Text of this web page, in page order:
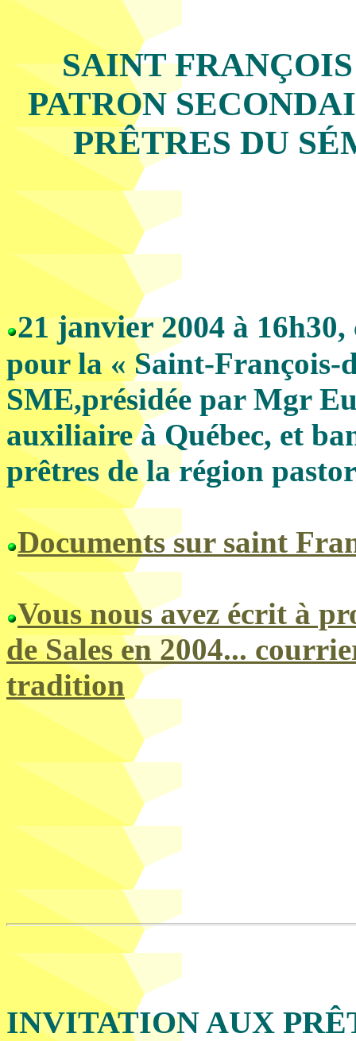
SAINT
PATRON
PRÊTRES DU
21 janvier 2004 à
pour la « Saint-François-
SME,prési­dée par Mgr
auxiliaire à Québec, et
prêtres de la région
Documents sur saint
Vous nous avez écrit à
de Sales en 2004...
tradition
INVITATION AUX